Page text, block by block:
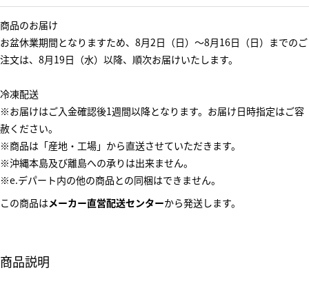
商品のお届け
お盆休業期間となりますため、8月2日（日）～8月16日（日）までのご
注文は、8月19日（水）以降、順次お届けいたします。
冷凍配送
※お届けはご入金確認後1週間以降となります。お届け日時指定はご容
赦ください。
※商品は「産地・工場」から直送させていただきます。
※沖縄本島及び離島への承りは出来ません。
※e.デパート内の他の商品との同梱はできません。
この商品はメーカー直営配送センターから発送します。
商品説明